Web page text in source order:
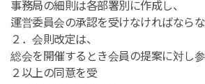
事務局の細則は各部署別に作成し、
運営委員会の承認を受けなければならな
２．会則改定は、
総会を開催するとき会員の提案に対し
２以上の同意を受